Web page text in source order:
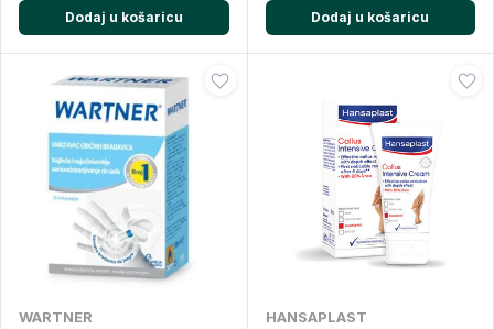
Dodaj u košaricu Dodaj u košaricu
WARTNER HANSAPLAST